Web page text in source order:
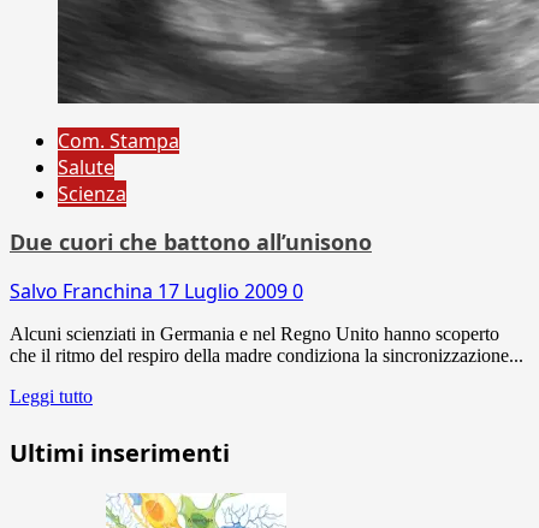
Com. Stampa
Salute
Scienza
Due cuori che battono all’unisono
Salvo Franchina 17 Luglio 20090
Alcuni scienziati in Germania e nel Regno Unito hanno scoperto
che il ritmo del respiro della madre condiziona la sincronizzazione...
Leggi tutto
Ultimi inserimenti